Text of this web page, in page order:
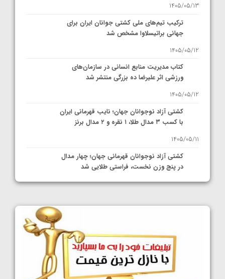
1405/05/13
ترکیب تیم‌های ملی کشتی جوانان ایران برای
جهانی براتیسلاوا مشخص شد
1405/05/12
کتاب مدیریت منابع انسانی در سازمان‌های
ورزشی اثر علیرضا ده بزرگی منتشر شد
1405/05/12
کشتی آزاد نوجوانان جهان؛ نایب قهرمانی ایران
با کسب ۳ مدال طلا، ۱ نقره و ۲ مدال برنز
1405/05/11
کشتی آزاد نوجوانان قهرمانی جهان؛ چهار مدال
در پنج وزن نخست، فراستی طلایی شد
1405/05/11
کشتی آزاد نوجوانان جهان؛ رقبای نمایندگان
ایران مشخص شدند
1405/05/08